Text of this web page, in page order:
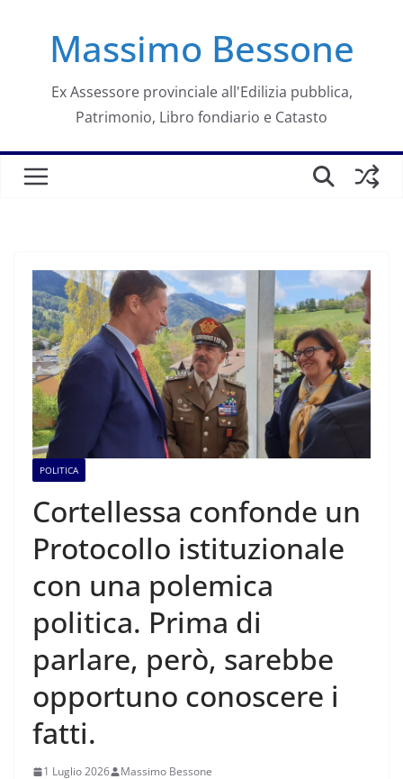
contenutoMassimo Bessone
Ex Assessore provinciale all'Edilizia pubblica,
Patrimonio, Libro fondiario e Catasto
POLITICA
Cortellessa confonde un
Protocollo istituzionale
con una polemica
politica. Prima di
parlare, però, sarebbe
opportuno conoscere i
fatti.
1 Luglio 2026 Massimo Bessone